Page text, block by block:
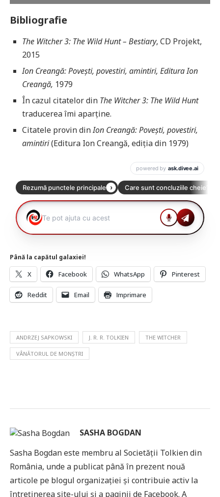
Bibliografie
The Witcher 3: The Wild Hunt – Bestiary, CD Projekt,
2015
Ion Creangă: Povești, povestiri, amintiri, Editura Ion
Creangă, 1979
În cazul citatelor din The Witcher 3: The Wild Hunt
traducerea îmi aparține.
Citatele provin dinIon Creangă: Povești, povestiri,
amintiri(Editura Ion Creangă, ediția din 1979)
Până la capătul galaxiei!
X Facebook WhatsApp Pinterest
Reddit Email Imprimare
ANDRZEJ SAPKOWSKI J. R. R. TOLKIEN THE WITCHER
VÂNĂTORUL DE MONȘTRI
SASHA BOGDAN
Sasha Bogdan este membru al Societății Tolkien din
România, unde a publicat până în prezent nouă
articole pe blogul organizației și contribuie activ la
întreținerea site-ului și a paginii de Facebook. A